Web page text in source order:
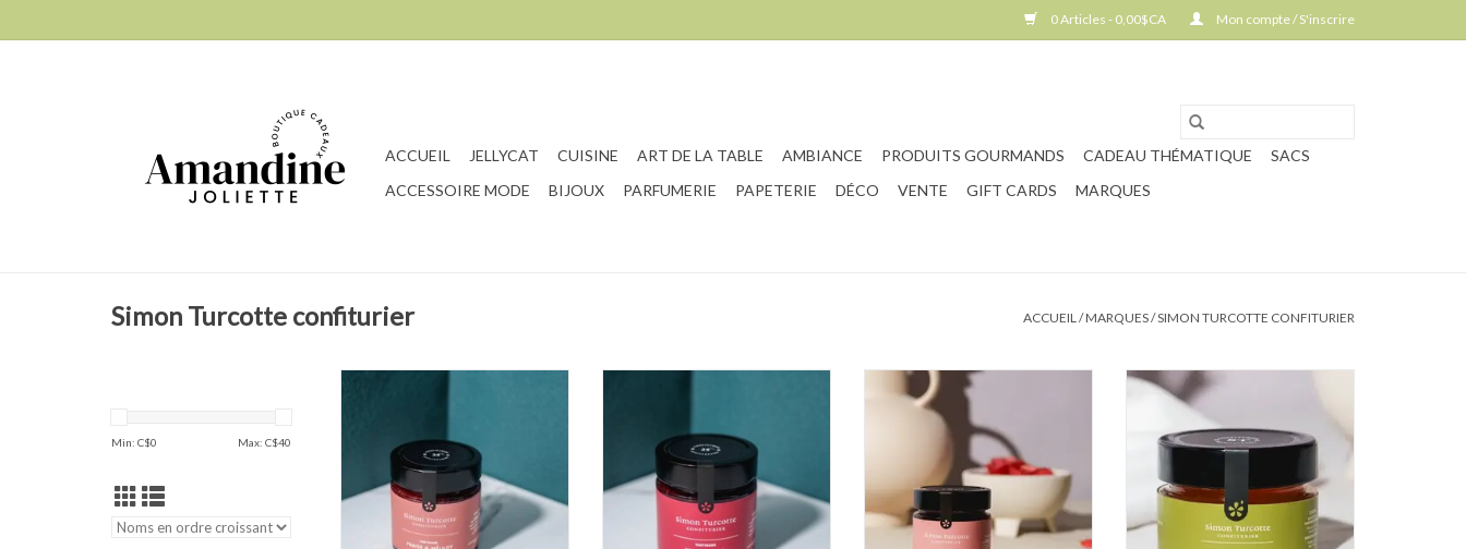
0 Articles - 0,00$CA Mon compte / S'inscrire
ACCUEIL JELLYCAT CUISINE ART DE LA TABLE AMBIANCE PRODUITS GOURMANDS CADEAU THÉMATIQUE
SACS
ACCESSOIRE MODE
BIJOUX PARFUMERIE PAPETERIE DÉCO VENTE GIFT CARDS MARQUES
Simon Turcotte confiturier ACCUEIL/MARQUES/SIMON TURCOTTE CONFITURIER
Min: C$0 Max: C$40
Gelée Rose sauvage et framboise
AJOUTER AU PANIER
Gelée Citron et Romarin
AJOUTER AU PANIER